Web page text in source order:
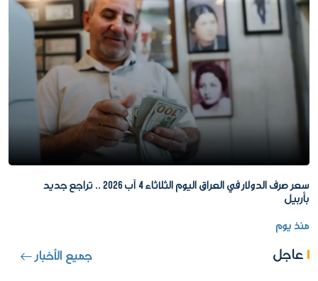
سعر صرف الدولار في العراق اليوم الثلاثاء 4 آب 2026 .. تراجع جديد
بأربيل
منذ يوم
عاجل جميع الأخبار